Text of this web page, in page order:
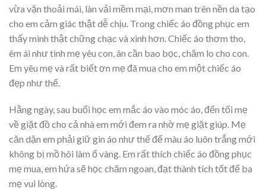
vừa vặn thoải mái, làn vải mềm mại, mơn man trên nền da tạo
cho em cảm giác thật dễ chịu. Trong chiếc áo đồng phục em
thấy mình thật chững chạc và xinh hơn. Chiếc áo thơm tho,
êm ái như tình mẹ yêu con, ân cần bao bọc, chăm lo cho con.
Em yêu mẹ và rất biết ơn mẹ đã mua cho em một chiếc áo
đẹp như thế.
Hằng ngày, sau buổi học em mắc áo vào móc áo, đến tối mẹ
về giặt đồ cho cả nhà em mới đem ra nhờ mẹ giặt giúp. Mẹ
căn dặn em phải giữ gìn áo như thế để màu áo luôn trắng mới
không bị mồ hôi làm ố vàng. Em rất thích chiếc áo đồng phục
mẹ mua, em hứa sẽ học chăm ngoan, đạt thành tích tốt để ba
mẹ vui lòng.